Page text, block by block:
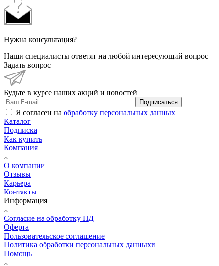
Нужна консультация?
Наши специалисты ответят на любой интересующий вопрос
Задать вопрос
Будьте в курсе наших акций и новостей
Подписаться
Я согласен на обработку персональных данных
Каталог
Подписка
Как купить
Компания
О компании
Отзывы
Карьера
Контакты
Информация
Согласие на обработку ПД
Оферта
Пользовательское соглашение
Политика обработки персональных данныхи
Помощь